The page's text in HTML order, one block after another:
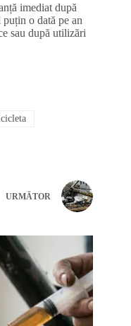
imediat după
o dată pe an
sau după utilizări
URMĂTOR